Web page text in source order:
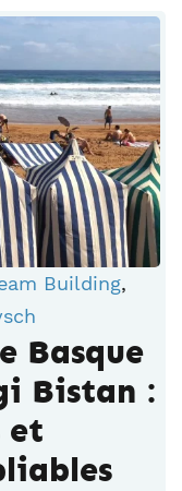
Building,
Basque
Bistan :
et